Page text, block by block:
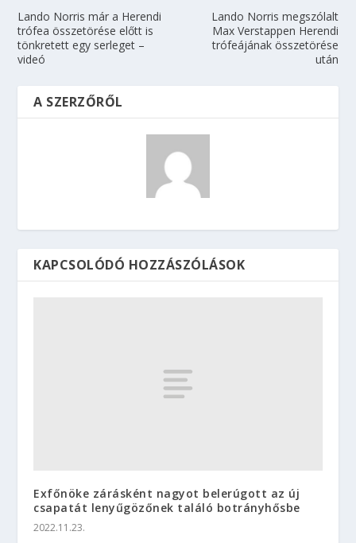
Lando Norris már a Herendi
trófea összetörése előtt is
tönkretett egy serleget –
videó
Lando Norris megszólalt
Max Verstappen Herendi
trófeájának összetörése
után
A SZERZŐRŐL
KAPCSOLÓDÓ HOZZÁSZÓLÁSOK
Exfőnöke zárásként nagyot belerúgott az új
csapatát lenyűgözőnek találó botrányhősbe
2022.11.23.